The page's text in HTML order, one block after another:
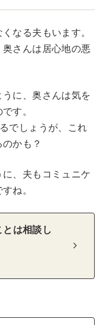
なる夫もいます。
さんは居心地の悪
に、奥さんは気を
す。
でしょうが、これ
かも？
、夫もコミュニケ
ね。
とは相談し